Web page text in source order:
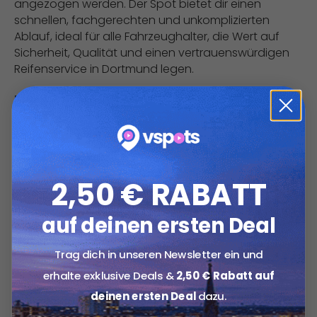
angezogen werden. Der Spot bietet dir einen
schnellen, fachgerechten und unkomplizierten
Ablauf, ideal für alle Fahrzeughalter, die Wert auf
Sicherheit, Qualität und einen vertrauenswürdigen
Reifenservice in Dortmund legen.
Deal-Übersicht
Option 1:
Reifenwechsel bis 17 Zoll für 1 PKW für 49,90 € statt
100,00 €.
Option 2:
Reifenwechsel bis 20 Zoll für 1 PKW für 69,90 € statt
150,00 €.
Details:
Ablauf:
Abnehmen der alten Reifen, montieren der neuen
2,50 € RABATT
auf deinen ersten Deal
Trag dich in unseren Newsletter ein und
erhalte exklusive Deals &2,50 € Rabatt auf
deinen ersten Dealdazu.